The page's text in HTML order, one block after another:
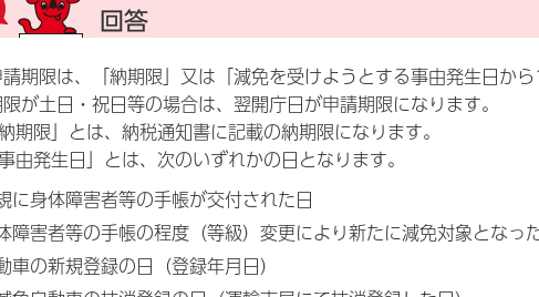
期限は、「納期限」又は「減免を受けようとする事由発生日か
が土日・祝日等の場合は、翌開庁日が申請期限になります。
期限」とは、納税通知書に記載の納期限になります。
由発生日」とは、次のいずれかの日となります。
に身体障害者等の手帳が交付された日
障害者等の手帳の程度（等級）変更により新たに減免対象となっ
車の新規登録の日（登録年月日）